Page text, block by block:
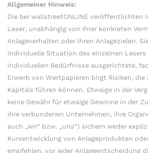
Allgemeiner Hinweis:
Die bei wallstreetONLINE veröffentlichten
Leser, unabhängig von ihrer konkreten
Anlageverhalten oder ihren Anlagezielen.
individuelle Situation des einzelnen
individuellen Bedürfnisse ausgerichtete,
Erwerb von Wertpapieren birgt Risiken,
Kapitals führen können. Etwaige in der
keine Gewähr für etwaige Gewinne in der
ihre verbundenen Unternehmen, ihre
auch „wir“ bzw. „uns“) sichern weder
Kursentwicklung von Anlageprodukten
empfehlen, vor jeder Anlageentscheidung